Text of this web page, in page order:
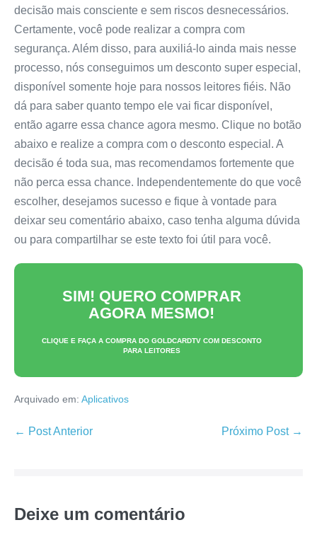
decisão mais consciente e sem riscos desnecessários.
Certamente, você pode realizar a compra com
segurança. Além disso, para auxiliá-lo ainda mais nesse
processo, nós conseguimos um desconto super especial,
disponível somente hoje para nossos leitores fiéis. Não
dá para saber quanto tempo ele vai ficar disponível,
então agarre essa chance agora mesmo. Clique no botão
abaixo e realize a compra com o desconto especial. A
decisão é toda sua, mas recomendamos fortemente que
não perca essa chance. Independentemente do que você
escolher, desejamos sucesso e fique à vontade para
deixar seu comentário abaixo, caso tenha alguma dúvida
ou para compartilhar se este texto foi útil para você.
SIM! QUERO COMPRAR
AGORA MESMO!
CLIQUE E FAÇA A COMPRA DO GOLDCARDTVCOM DESCONTO
PARA LEITORES
Arquivado em: Aplicativos
Navegação
← Post Anterior Próximo Post →
Deixe um comentário